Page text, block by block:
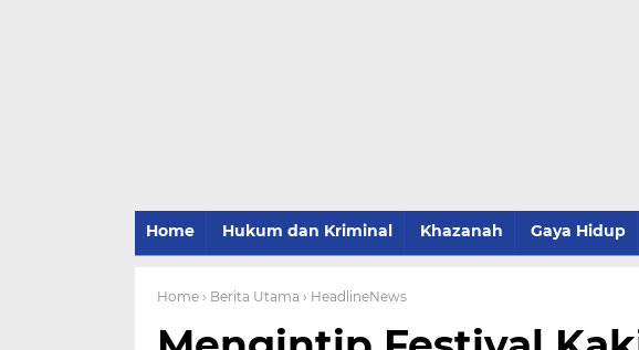
Home Hukum dan Kriminal Khazanah Gaya Hidup
Home › Berita Utama › HeadlineNews